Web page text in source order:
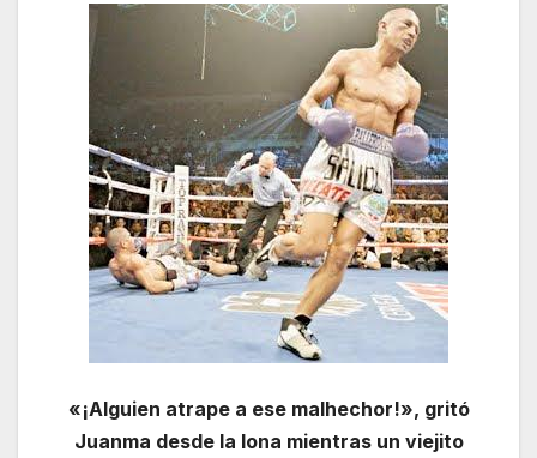
«¡Alguien atrape a ese malhechor!», gritó
Juanma desde la lona mientras un viejito